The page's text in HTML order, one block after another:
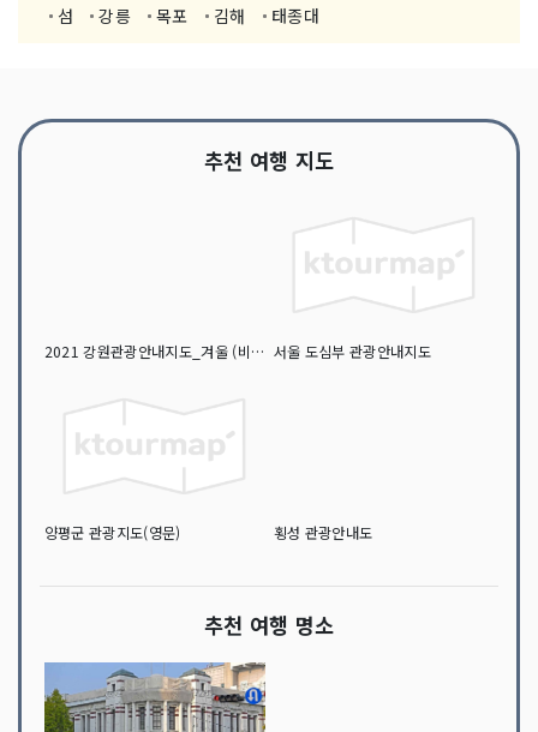
섬
강릉 목포 김해 태종대
추천 여행 지도
2021 강원관광안내지도_겨울 (비대면 / 숨은 관광지 안내지도) 서울 도심부 관광안내지도
양평군 관광지도(영문) 횡성 관광안내도
추천 여행 명소